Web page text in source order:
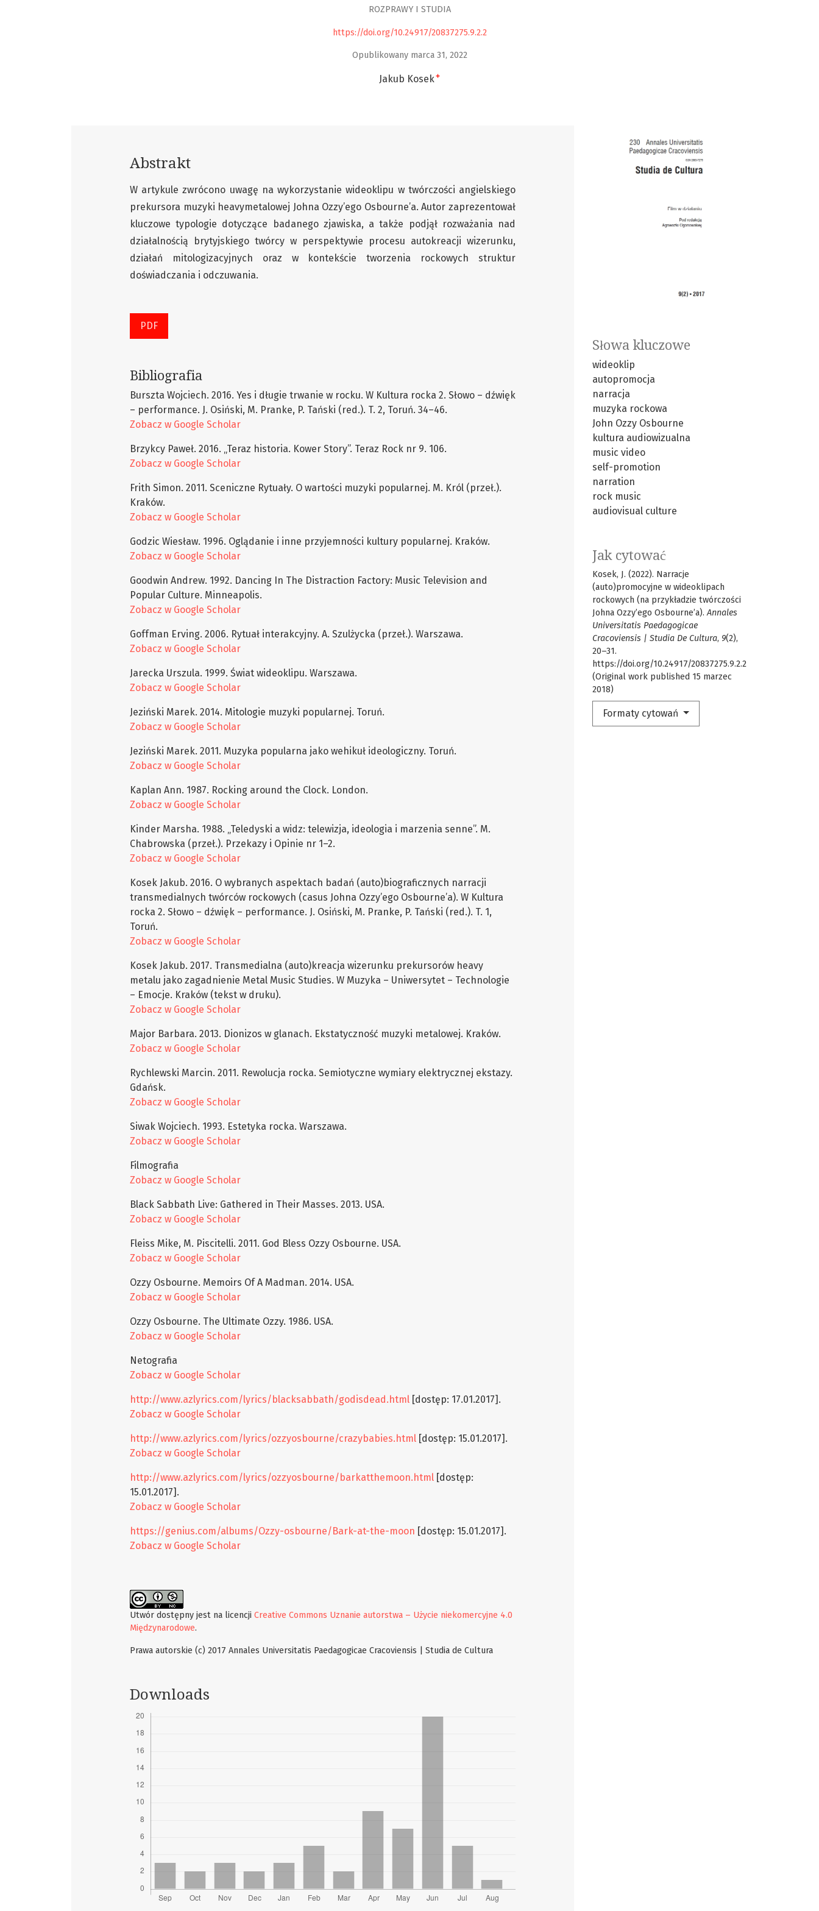
ROZPRAWY I STUDIA
https://doi.org/10.24917/20837275.9.2.2
Opublikowany marca 31, 2022
Jakub Kosek+
Słowa kluczowe
wideoklip
autopromocja
narracja
muzyka rockowa
John Ozzy Osbourne
kultura audiowizualna
music video
self-promotion
narration
rock music
audiovisual culture
Jak cytować
Kosek, J. (2022). Narracje
(auto)promocyjne w wideoklipach
rockowych (na przykładzie twórczości
Johna Ozzy’ego Osbourne’a).Annales
Universitatis Paedagogicae
Cracoviensis | Studia De Cultura, 9(2),
20–31.
https://doi.org/10.24917/20837275.9.2.2
(Original work published 15 marzec
2018)
Formaty cytowań
Abstrakt
W artykule zwrócono uwagę na wykorzystanie wideoklipu w twórczości angielskiego
prekursora muzyki heavymetalowej Johna Ozzy’ego Osbourne’a. Autor zaprezentował
kluczowe typologie dotyczące badanego zjawiska, a także podjął rozważania nad
działalnością brytyjskiego twórcy w perspektywie procesu autokreacji wizerunku,
działań mitologizacyjnych oraz w kontekście tworzenia rockowych struktur
doświadczania i odczuwania.
PDF
Bibliografia
Burszta Wojciech. 2016. Yes i długie trwanie w rocku. W Kultura rocka 2. Słowo – dźwięk
– performance. J. Osiński, M. Pranke, P. Tański (red.). T. 2, Toruń. 34–46.
Zobacz w Google Scholar
Brzykcy Paweł. 2016. „Teraz historia. Kower Story”. Teraz Rock nr 9. 106.
Zobacz w Google Scholar
Frith Simon. 2011. Sceniczne Rytuały. O wartości muzyki popularnej. M. Król (przeł.).
Kraków.
Zobacz w Google Scholar
Godzic Wiesław. 1996. Oglądanie i inne przyjemności kultury popularnej. Kraków.
Zobacz w Google Scholar
Goodwin Andrew. 1992. Dancing In The Distraction Factory: Music Television and
Popular Culture. Minneapolis.
Zobacz w Google Scholar
Goffman Erving. 2006. Rytuał interakcyjny. A. Szulżycka (przeł.). Warszawa.
Zobacz w Google Scholar
Jarecka Urszula. 1999. Świat wideoklipu. Warszawa.
Zobacz w Google Scholar
Jeziński Marek. 2014. Mitologie muzyki popularnej. Toruń.
Zobacz w Google Scholar
Jeziński Marek. 2011. Muzyka popularna jako wehikuł ideologiczny. Toruń.
Zobacz w Google Scholar
Kaplan Ann. 1987. Rocking around the Clock. London.
Zobacz w Google Scholar
Kinder Marsha. 1988. „Teledyski a widz: telewizja, ideologia i marzenia senne”. M.
Chabrowska (przeł.). Przekazy i Opinie nr 1–2.
Zobacz w Google Scholar
Kosek Jakub. 2016. O wybranych aspektach badań (auto)biograficznych narracji
transmedialnych twórców rockowych (casus Johna Ozzy’ego Osbourne’a). W Kultura
rocka 2. Słowo – dźwięk – performance. J. Osiński, M. Pranke, P. Tański (red.). T. 1,
Toruń.
Zobacz w Google Scholar
Kosek Jakub. 2017. Transmedialna (auto)kreacja wizerunku prekursorów heavy
metalu jako zagadnienie Metal Music Studies. W Muzyka – Uniwersytet – Technologie
– Emocje. Kraków (tekst w druku).
Zobacz w Google Scholar
Major Barbara. 2013. Dionizos w glanach. Ekstatyczność muzyki metalowej. Kraków.
Zobacz w Google Scholar
Rychlewski Marcin. 2011. Rewolucja rocka. Semiotyczne wymiary elektrycznej ekstazy.
Gdańsk.
Zobacz w Google Scholar
Siwak Wojciech. 1993. Estetyka rocka. Warszawa.
Zobacz w Google Scholar
Filmografia
Zobacz w Google Scholar
Black Sabbath Live: Gathered in Their Masses. 2013. USA.
Zobacz w Google Scholar
Fleiss Mike, M. Piscitelli. 2011. God Bless Ozzy Osbourne. USA.
Zobacz w Google Scholar
Ozzy Osbourne. Memoirs Of A Madman. 2014. USA.
Zobacz w Google Scholar
Ozzy Osbourne. The Ultimate Ozzy. 1986. USA.
Zobacz w Google Scholar
Netografia
Zobacz w Google Scholar
http://www.azlyrics.com/lyrics/blacksabbath/godisdead.html [dostęp: 17.01.2017].
Zobacz w Google Scholar
http://www.azlyrics.com/lyrics/ozzyosbourne/crazybabies.html [dostęp: 15.01.2017].
Zobacz w Google Scholar
http://www.azlyrics.com/lyrics/ozzyosbourne/barkatthemoon.html [dostęp:
15.01.2017].
Zobacz w Google Scholar
https://genius.com/albums/Ozzy-osbourne/Bark-at-the-moon [dostęp: 15.01.2017].
Zobacz w Google Scholar
Utwór dostępny jest na licencji Creative Commons Uznanie autorstwa – Użycie niekomercyjne 4.0
Międzynarodowe.
Prawa autorskie (c) 2017 Annales Universitatis Paedagogicae Cracoviensis | Studia de Cultura
Downloads